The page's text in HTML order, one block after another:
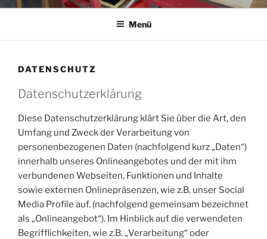
Menü
DATENSCHUTZ
Datenschutzerklärung
Diese Datenschutzerklärung klärt Sie über die Art, den
Umfang und Zweck der Verarbeitung von
personenbezogenen Daten (nachfolgend kurz „Daten“)
innerhalb unseres Onlineangebotes und der mit ihm
verbundenen Webseiten, Funktionen und Inhalte
sowie externen Onlinepräsenzen, wie z.B. unser Social
Media Profile auf. (nachfolgend gemeinsam bezeichnet
als „Onlineangebot“). Im Hinblick auf die verwendeten
Begrifflichkeiten, wie z.B. „Verarbeitung“ oder